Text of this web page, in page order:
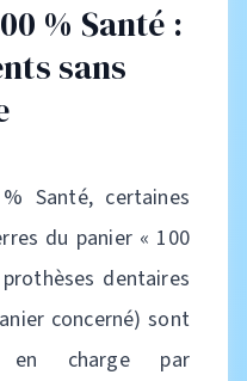
% Santé :
sans
Santé, certaines
du panier « 100
dentaires
concerné) sont
en charge par